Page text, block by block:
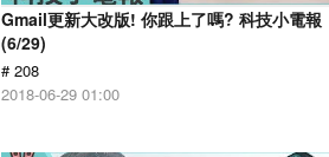
Gmail更新大改版! 你跟上了嗎? 科技小電報
(6/29)
# 208
2018-06-29 01:00